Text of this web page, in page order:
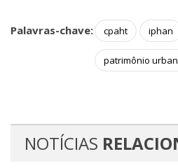
Palavras-chave: cpaht iphan
patrimônio
NOTÍCIAS